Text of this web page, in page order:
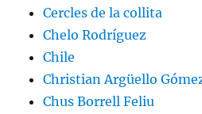
Cercles de la collita
Chelo Rodríguez
Chile
Christian Argüello
Chus Borrell Feliu